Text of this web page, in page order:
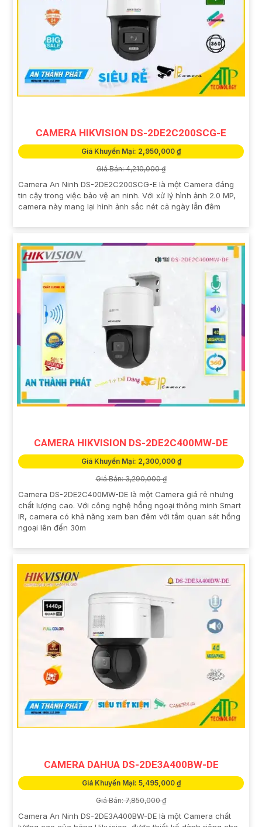
CAMERA HIKVISION DS-2DE2C200SCG-E
Giá Khuyến Mại: 2,950,000 ₫
Giá Bán: 4,210,000 ₫
Camera An Ninh DS-2DE2C200SCG-E là một Camera đáng
tin cậy trong việc bảo vệ an ninh. Với xử lý hình ảnh 2.0 MP,
camera này mang lại hình ảnh sắc nét cả ngày lẫn đêm
CAMERA HIKVISION DS-2DE2C400MW-DE
Giá Khuyến Mại: 2,300,000 ₫
Giá Bán: 3,290,000 ₫
Camera DS-2DE2C400MW-DE là một Camera giá rẻ nhưng
chất lượng cao. Với công nghệ hồng ngoại thông minh Smart
IR, camera có khả năng xem ban đêm với tầm quan sát hồng
ngoại lên đến 30m
CAMERA DAHUA DS-2DE3A400BW-DE
Giá Khuyến Mại: 5,495,000 ₫
Giá Bán: 7,850,000 ₫
Camera An Ninh DS-2DE3A400BW-DE là một Camera chất